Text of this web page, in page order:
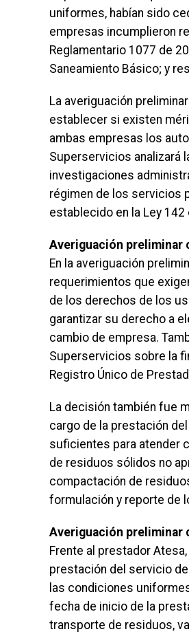
uniformes, habían sido
empresas incumplieron
Reglamentario 1077 de
Saneamiento Básico; y
La averiguación
establecer si existen
ambas empresas los
Superservicios analizará
investigaciones
régimen de los servicios
establecido en la Ley 142
Averiguación preliminar
En la averiguación
requerimientos que
de los derechos de los
garantizar su derecho a
cambio de empresa.
Superservicios sobre la
Registro Único de
La decisión también fue
cargo de la prestación
suficientes para atender
de residuos sólidos no
compactación de
formulación y reporte de
Averiguación preliminar
Frente al prestador
prestación del servicio
las condiciones
fecha de inicio de la
transporte de residuos,